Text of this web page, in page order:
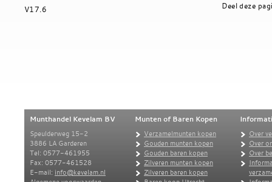
V17.6 Deel deze
Munthandel Kevelam BV
Speulderweg 15-2
3886 LA Garderen
Tel: 0577-461955
Fax: 0577-461528
E-mail: info@kevelam.nl
Munten of Baren Kopen
Verzamelmunten kopen
Gouden munten kopen
Gouden baren kopen
Zilveren munten kopen
Zilveren baren kopen
Over
Over
Over